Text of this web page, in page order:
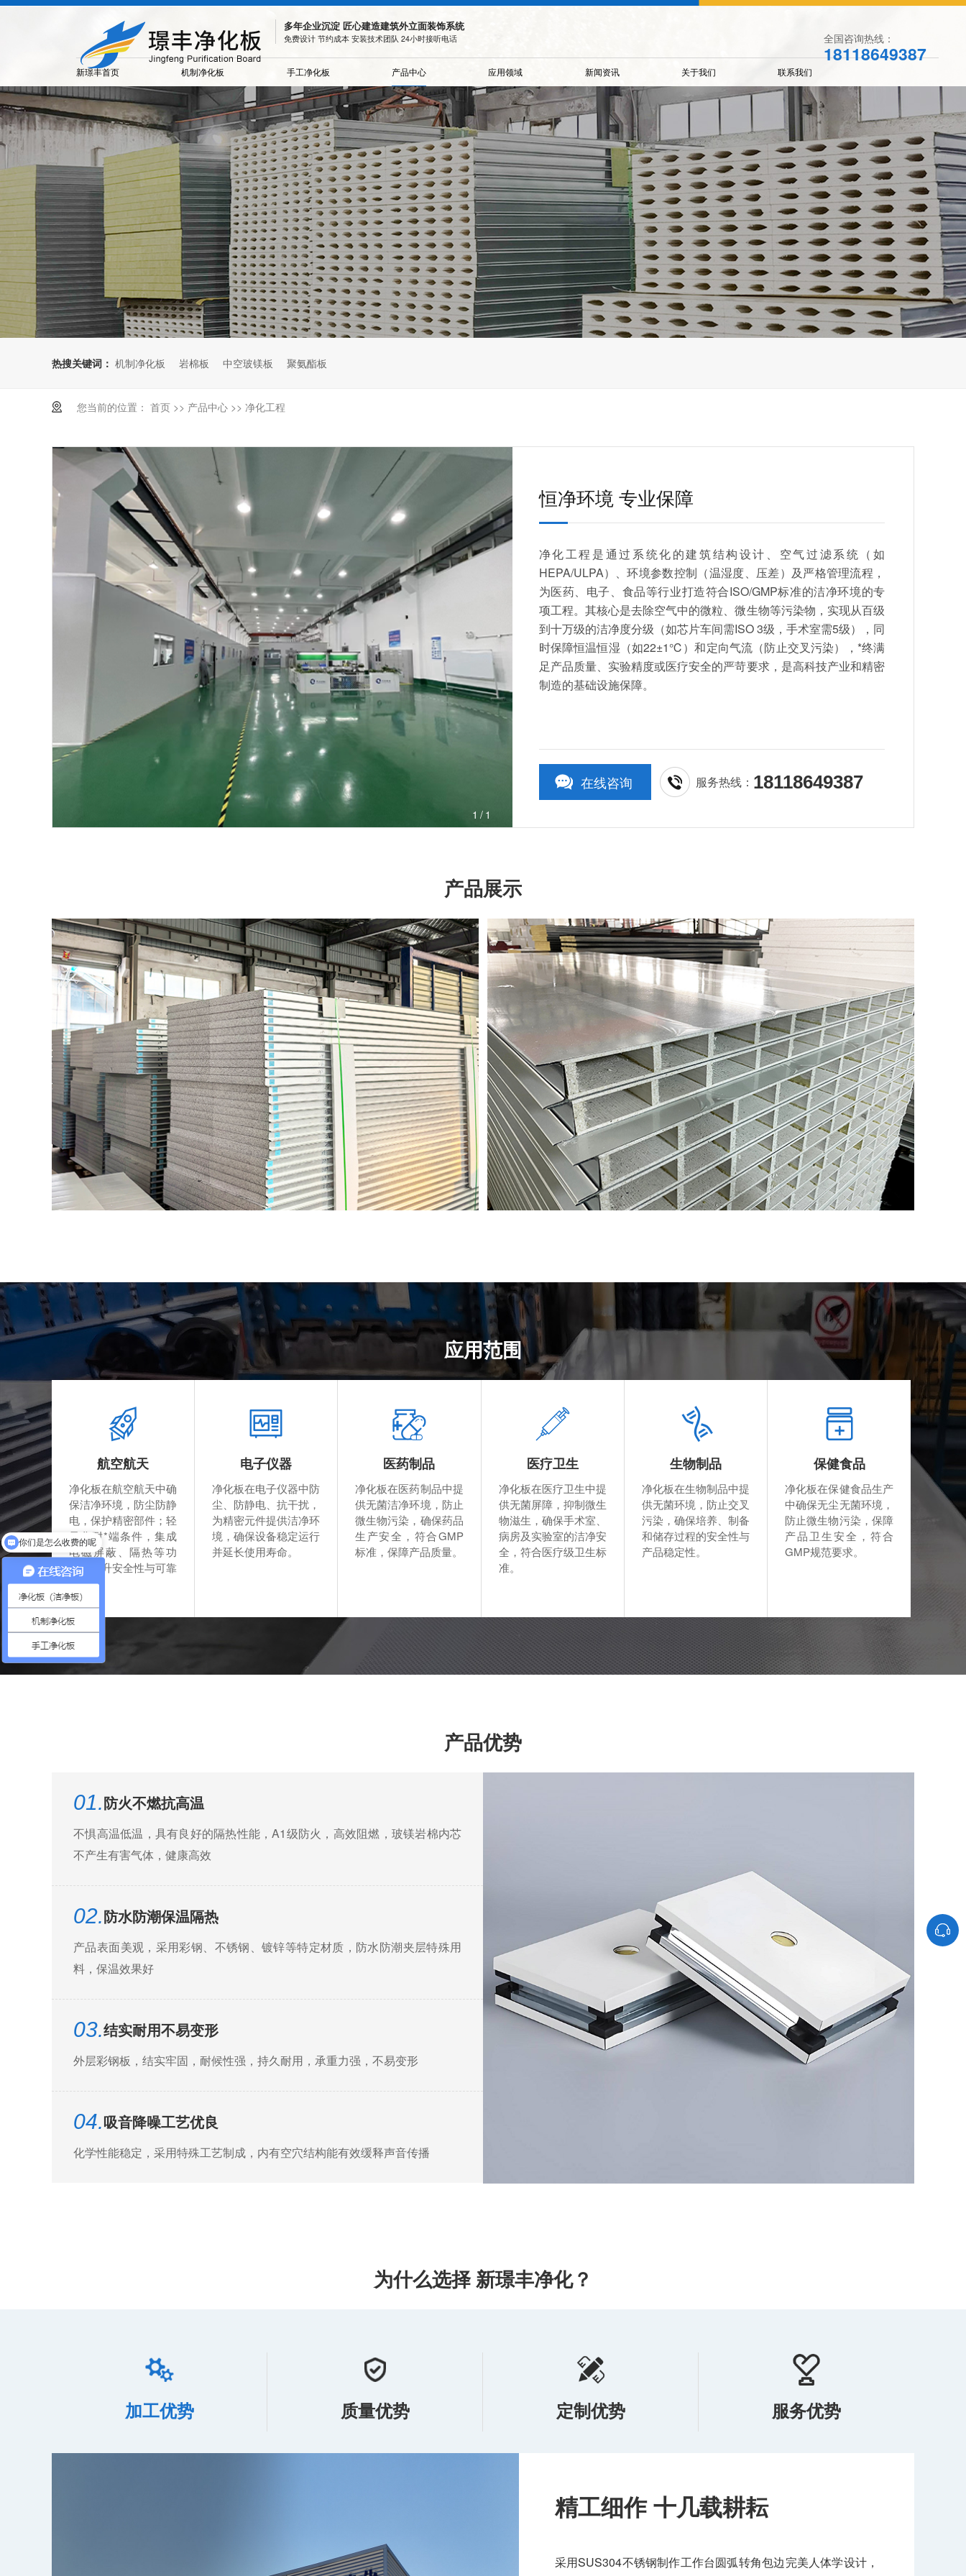
机制净化板
多年企业沉淀 匠心建造建筑外立面装饰系统
免费设计 节约成本 安装技术团队 24小时接听电话 全国咨询热线：
18118649387
新璟丰首页 机制净化板 手工净化板 产品中心 应用领域 新闻资讯 关于我们 联系我们
热搜关键词： 机制净化板 岩棉板 中空玻镁板 聚氨酯板
您当前的位置： 首页 >> 产品中心 >> 净化工程
1 /1
恒净环境 专业保障
净化工程是通过系统化的建筑结构设计、空气过滤系统（如
HEPA/ULPA）、环境参数控制（温湿度、压差）及严格管理流程，
为医药、电子、食品等行业打造符合ISO/GMP标准的洁净环境的专
项工程。其核心是去除空气中的微粒、微生物等污染物，实现从百级
到十万级的洁净度分级（如芯片车间需ISO 3级，手术室需5级），同
时保障恒温恒湿（如22±1℃）和定向气流（防止交叉污染），*终满
足产品质量、实验精度或医疗安全的严苛要求，是高科技产业和精密
制造的基础设施保障。
在线咨询 服务热线： 18118649387
产品展示
应用范围
航空航天
净化板在航空航天中确
保洁净环境，防尘防静
电，保护精密部件；轻
量化耐*端条件，集成
电磁屏蔽、隔热等功
能，提升安全性与可靠
性。
电子仪器
净化板在电子仪器中防
尘、防静电、抗干扰，
为精密元件提供洁净环
境，确保设备稳定运行
并延长使用寿命。
医药制品
净化板在医药制品中提
供无菌洁净环境，防止
微生物污染，确保药品
生产安全，符合GMP
标准，保障产品质量。
医疗卫生
净化板在医疗卫生中提
供无菌屏障，抑制微生
物滋生，确保手术室、
病房及实验室的洁净安
全，符合医疗级卫生标
准。
生物制品
净化板在生物制品中提
供无菌环境，防止交叉
污染，确保培养、制备
和储存过程的安全性与
产品稳定性。
保健食品
净化板在保健食品生产
中确保无尘无菌环境，
防止微生物污染，保障
产品卫生安全，符合
GMP规范要求。
产品优势
01.防火不燃抗高温
不惧高温低温，具有良好的隔热性能，A1级防火，高效阻燃，玻镁岩棉内芯
不产生有害气体，健康高效
02.防水防潮保温隔热
产品表面美观，采用彩钢、不锈钢、镀锌等特定材质，防水防潮夹层特殊用
料，保温效果好
03.结实耐用不易变形
外层彩钢板，结实牢固，耐候性强，持久耐用，承重力强，不易变形
04.吸音降噪工艺优良
化学性能稳定，采用特殊工艺制成，内有空穴结构能有效缓释声音传播
为什么选择 新璟丰净化？
加工优势 质量优势 定制优势 服务优势
产品畅销海内外
我们拥有自己的设计开发团队，可以根据客户要求定制各种工
可以介绍下你们的产品么
你们是怎么收费的呢